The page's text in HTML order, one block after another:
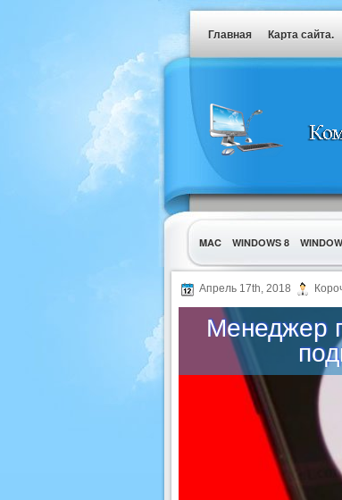
Главная Карта сайта.
MAC WINDOWS 8
УТИЛИТЫ
Апрель 17th, 2018
Менеджер